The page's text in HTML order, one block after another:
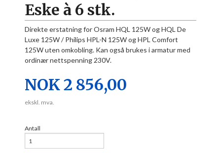
Eske à 6 stk.
Direkte erstatning for Osram HQL 125W og HQL De
Luxe 125W / Philips HPL-N 125W og HPL Comfort
125W uten omkobling. Kan også brukes i armatur med
ordinær nettspenning 230V.
Pris
NOK2 856,00
ekskl. mva.
Antall